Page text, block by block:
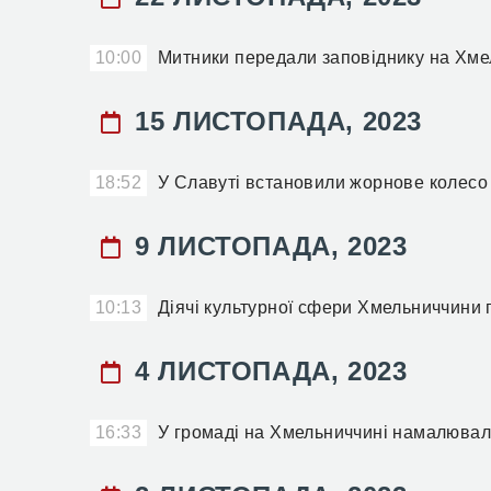
10:00 Митники передали заповіднику на
15 ЛИСТОПАДА, 2023
18:52 У Славуті встановили жорнове
9 ЛИСТОПАДА, 2023
10:13 Діячі культурної сфери
4 ЛИСТОПАДА, 2023
16:33 У громаді на Хмельниччині